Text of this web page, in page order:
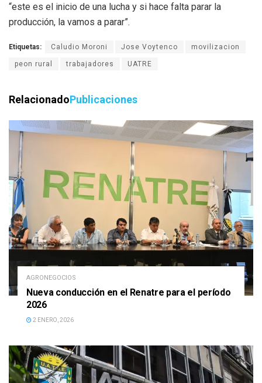
“este es el inicio de una lucha y si hace falta parar la
producción, la vamos a parar”.
Etiquetas: Caludio Moroni Jose Voytenco movilizacion
peon rural trabajadores UATRE
RelacionadoPublicaciones
AGRONEGOCIOS
Nueva conducción en el Renatre para el período
2026
2 ENERO, 2026